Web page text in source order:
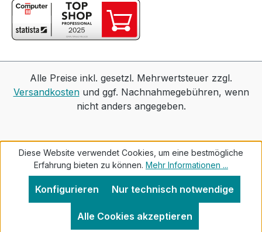
Alle Preise inkl. gesetzl. Mehrwertsteuer zzgl.
Versandkostenund ggf. Nachnahmegebühren, wenn
nicht anders angegeben.
Diese Website verwendet Cookies, um eine bestmögliche
Erfahrung bieten zu können. Mehr Informationen ...
Nur technisch notwendige
Konfigurieren
Alle Cookies akzeptieren